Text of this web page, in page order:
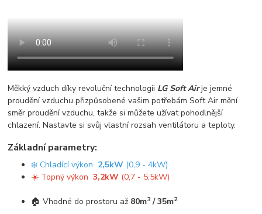
Měkký vzduch díky revoluční technologii LG Soft Airje jemné
proudění vzduchu přizpůsobené vašim potřebám Soft Air mění
směr proudění vzduchu, takže si můžete užívat pohodlnější
chlazení. Nastavte si svůj vlastní rozsah ventilátoru a teploty.
Základní parametry:
❄️ Chladící výkon 2,5kW (0,9 - 4kW)
☀️ Topný výkon3,2kW (0,7 - 5,5kW)
🏠 Vhodné do prostoru až 80m3 / 35m2